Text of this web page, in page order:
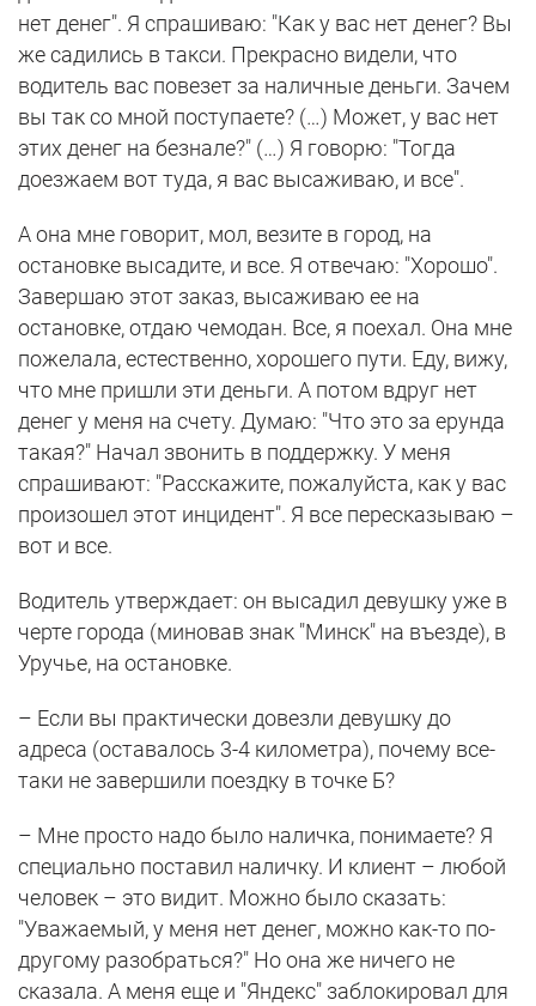
нет денег". Я спрашиваю: "Как у вас нет денег? Вы
же садились в такси. Прекрасно видели, что
водитель вас повезет за наличные деньги. Зачем
вы так со мной поступаете? (…) Может, у вас нет
этих денег на безнале?" (…) Я говорю: "Тогда
доезжаем вот туда, я вас высаживаю, и все".
А она мне говорит, мол, везите в город, на
остановке высадите, и все. Я отвечаю: "Хорошо".
Завершаю этот заказ, высаживаю ее на
остановке, отдаю чемодан. Все, я поехал. Она мне
пожелала, естественно, хорошего пути. Еду, вижу,
что мне пришли эти деньги. А потом вдруг нет
денег у меня на счету. Думаю: "Что это за ерунда
такая?" Начал звонить в поддержку. У меня
спрашивают: "Расскажите, пожалуйста, как у вас
произошел этот инцидент". Я все пересказываю –
вот и все.
Водитель утверждает: он высадил девушку уже в
черте города (миновав знак "Минск" на въезде), в
Уручье, на остановке.
– Если вы практически довезли девушку до
адреса (оставалось 3-4 километра), почему все-
таки не завершили поездку в точке Б?
– Мне просто надо было наличка, понимаете? Я
специально поставил наличку. И клиент – любой
человек – это видит. Можно было сказать:
"Уважаемый, у меня нет денег, можно как-то по-
другому разобраться?" Но она же ничего не
сказала. А меня еще и "Яндекс" заблокировал для